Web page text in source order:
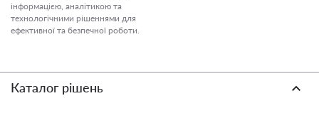
інформацією, аналітикою та
технологічними рішеннями для
ефективної та безпечної роботи.
Каталог рішень